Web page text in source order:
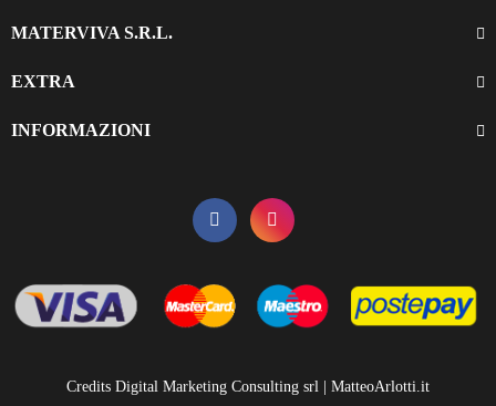
MATERVIVA S.R.L.
EXTRA
INFORMAZIONI
Credits Digital Marketing Consulting srl | MatteoArlotti.it